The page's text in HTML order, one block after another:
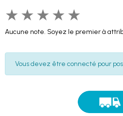
★ ★ ★ ★ ★
Aucune note. Soyez le premier à
Vous devez être connecté pour